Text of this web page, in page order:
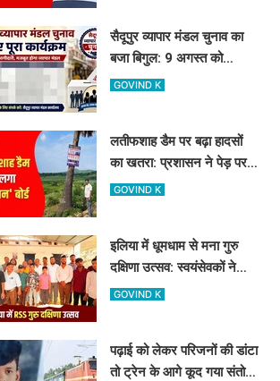
सैदूपुर व्यापार मंडल चुनाव का
बजा बिगुल: 9 अगस्त को
नामांकन, 12 को वोटिंग और
GOVIND K
लतीफशाह डैम पर बढ़ा हादसों
का खतरा: प्रशासन ने पेड़ पर
टांगा 'सावधान' बोर्ड, पर्यटकों से
GOVIND K
इलिया में धूमधाम से मना गुरु
दक्षिणा उत्सव: स्वयंसेवकों ने
त्याग और समर्पण का दोहराया
GOVIND K
पढ़ाई को लेकर परिजनों की डांटा
तो ट्रेन के आगे कूद गया संतोष,